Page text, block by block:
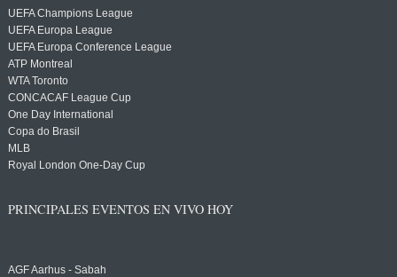
UEFA Champions League
UEFA Europa League
UEFA Europa Conference League
ATP Montreal
WTA Toronto
CONCACAF League Cup
One Day International
Copa do Brasil
MLB
Royal London One-Day Cup
PRINCIPALES EVENTOS EN VIVO HOY
AGF Aarhus - Sabah